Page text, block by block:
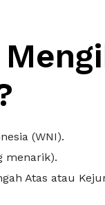
(WNI).
menarik).
Atas atau